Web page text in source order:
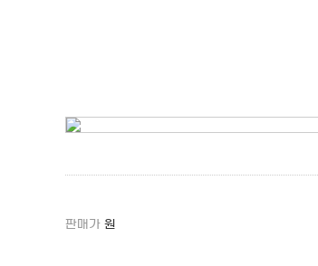
판매가 원